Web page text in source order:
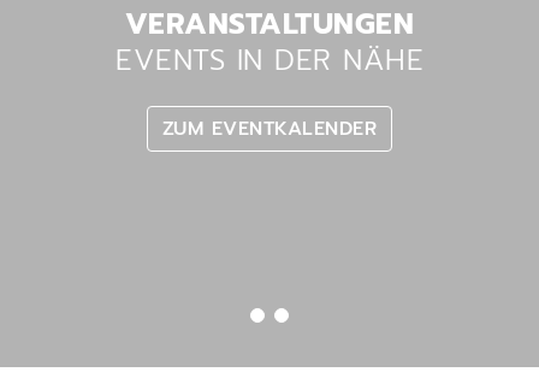
VERANSTALTUNGEN
EVENTS IN DER NÄHE
ZUM EVENTKALENDER